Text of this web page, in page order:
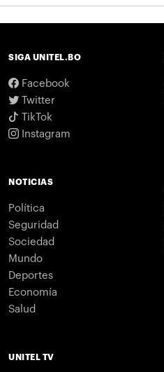
SIGA UNITEL.BO
Facebook
Twitter
TikTok
Instagram
NOTICIAS
Política
Seguridad
Sociedad
Mundo
Deportes
Economía
Salud
UNITEL TV